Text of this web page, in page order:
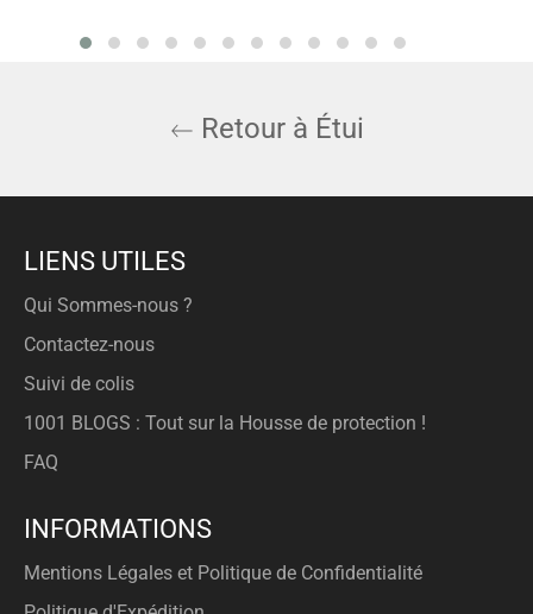
Retour à Étui
LIENS UTILES
Qui Sommes-nous ?
Contactez-nous
Suivi de colis
1001 BLOGS : Tout sur la Housse de protection !
FAQ
INFORMATIONS
Mentions Légales et Politique de Confidentialité